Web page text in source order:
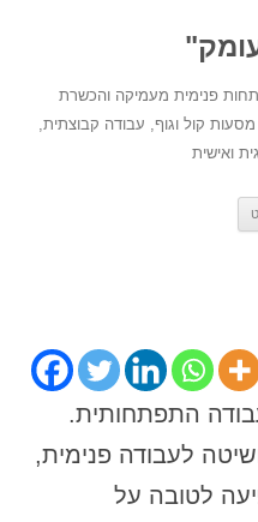
פנימית מעמיקה והכשרת
קול וגוף, עבודה קבוצתית,
ואישית
התפתחותית.
לעבודה פנימית,
לטובה על